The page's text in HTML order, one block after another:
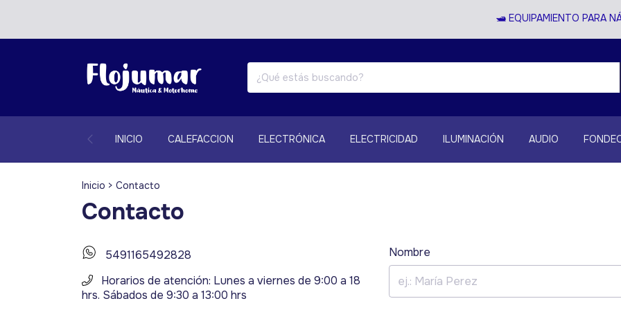
🛥️ EQUIPAMIENTO PARA
INICIO CALEFACCION ELECTRÓNICA ELECTRICIDAD ILUMINACIÓN AUDIO
Inicio > Contacto
Contacto
5491165492828
Horarios de atención: Lunes a viernes de 9:00 a 18
hrs. Sábados de 9:30 a 13:00 hrs
Nombre